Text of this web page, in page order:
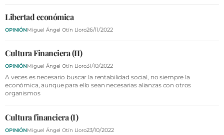
FARMACIAS
ESQUELAS
CLUB DEL AMIGO MILITANTE
INICIAR SESIÓN
Libertad económica
OPINIÓNMiguel Ángel Otín Lloro26/11/2022
Cultura Financiera (II)
OPINIÓNMiguel Ángel Otín Lloro31/10/2022
A veces es necesario buscar la rentabilidad social, no siempre la
económica, aunque para ello sean necesarias alianzas con otros
organismos
Cultura financiera (I)
OPINIÓNMiguel Ángel Otín Lloro23/10/2022